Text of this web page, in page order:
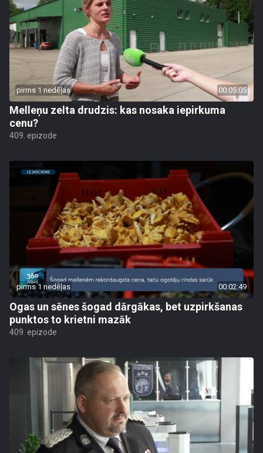
pirms 1 nedēļas 00:05:05
Melleņu zelta drudzis: kas nosaka iepirkuma
cenu?
409. epizode
pirms 1 nedēļas 00:02:49
Ogas un sēnes šogad dārgākas, bet uzpirkšanas
punktos to krietni mazāk
409. epizode